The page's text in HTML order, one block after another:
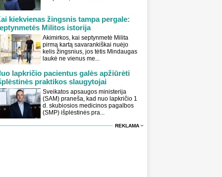
kiekvienas žingsnis tampa pergale:
Militos istorija
Akimirkos, kai septynmetė Milita
pirmą kartą savarankiškai nuėjo
kelis žingsnius, jos tėtis Mindaugas
laukė ne vienus me...
lapkričio pacientus galės apžiūrėti
praktikos slaugytojai
Sveikatos apsaugos ministerija
(SAM) praneša, kad nuo lapkričio 1
d. skubiosios medicinos pagalbos
(SMP) išplėstinės pra...
REKLAMA